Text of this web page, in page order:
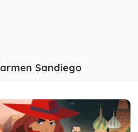
Sandiego